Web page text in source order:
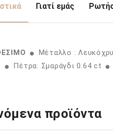
Γιατί εμάς
Μέταλλο :
Πέτρα: Σμαράγδι 0.64 ct
προϊόντα